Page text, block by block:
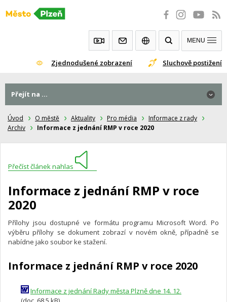
Přeskočit
Zjednodušené zobrazení Sluchově postižení
MENU
Úvod O městě Aktuality Pro média
Informace z rady
Archiv
Informace z jednání RMP v roce 2020
Přečíst článek nahlas
Informace z jednání RMP v roce
2020
Přílohy jsou dostupné ve formátu programu Microsoft Word. Po
výběru přílohy se dokument zobrazí v novém okně, případně se
nabídne jako soubor ke stažení.
Informace z jednání RMP v roce 2020
Informace z jednání Rady města Plzně dne 14. 12.
Přejít na ...